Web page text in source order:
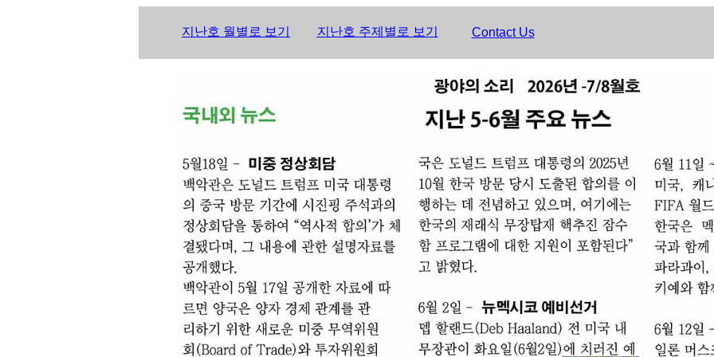
지난호 월별로 보기 지난호 주제별로 보기 Contact Us